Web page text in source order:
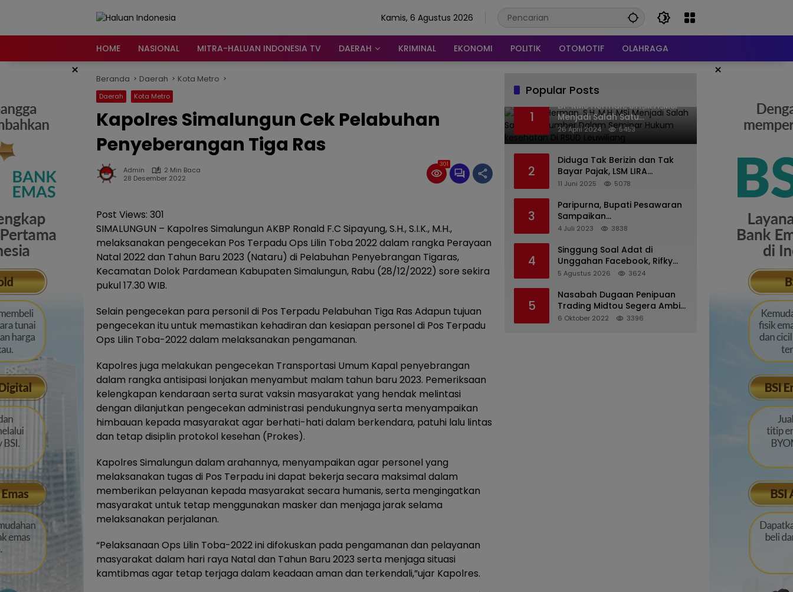
Kamis, 6 Agustus 2026
HOME NASIONAL MITRA-HALUAN INDONESIA TV DAERAH KRIMINAL EKONOMI POLITIK OTOMOTIF OLAHRAGA
× ×
Beranda Daerah Kota Metro
Daerah Kota Metro
Kapolres Simalungun Cek Pelabuhan
Penyeberangan Tiga Ras
Admin
2 Min Baca
28 Desember 2022
301
Post Views: 301
SIMALUNGUN – Kapolres Simalungun AKBP Ronald F.C Sipayung, S.H., S.I.K., M.H.,
melaksanakan pengecekan Pos Terpadu Ops Lilin Toba 2022 dalam rangka Perayaan
Natal 2022 dan Tahun Baru 2023 (Nataru) di Pelabuhan Penyebrangan Tigaras,
Kecamatan Dolok Pardamean Kabupaten Simalungun, Rabu (28/12/2022) sore sekira
pukul 17.30 WIB.
Selain pengecekan para personil di Pos Terpadu Pelabuhan Tiga Ras Adapun tujuan
pengecekan itu untuk memastikan kehadiran dan kesiapan personel di Pos Terpadu
Ops Lilin Toba-2022 dalam melaksanakan pengamanan.
Kapolres juga melakukan pengecekan Transportasi Umum Kapal penyebrangan
dalam rangka antisipasi lonjakan menyambut malam tahun baru 2023. Pemeriksaan
kelengkapan kendaraan serta surat vaksin masyarakat yang hendak melintasi
dengan dilanjutkan pengecekan administrasi pendukungnya serta menyampaikan
himbauan kepada masyarakat agar berhati-hati dalam berkendara, patuhi lalu lintas
dan tetap disiplin protokol kesehan (Prokes).
Kapolres Simalungun dalam arahannya, menyampaikan agar personel yang
melaksanakan tugas di Pos Terpadu ini dapat bekerja secara maksimal dalam
memberikan pelayanan kepada masyarakat secara humanis, serta mengingatkan
masyarakat untuk tetap menggunakan masker dan menjaga jarak selama
melaksanakan perjalanan.
“Pelaksanaan Ops Lilin Toba-2022 ini difokuskan pada pengamanan dan pelayanan
masyarakat dalam hari raya Natal dan Tahun Baru 2023 serta menjaga situasi
kamtibmas agar tetap terjaga dalam keadaan aman dan terkendali,”ujar Kapolres.
Popular Posts
1
Dr. KMS Herman, S.H.,M.H.,MSi
Menjadi Salah Satu
Narasumber Dalam Seminar
Hukum kesehatan Di RSUD
26 April 2024 5453
2
Diduga Tak Berizin dan Tak
Bayar Pajak, LSM LIRA
Laporkan Santerra de
Batu
11 Juni 2025 5078
3
Paripurna, Bupati Pesawaran
Sampaikan
Pertanggungjawaban
4 Juli 2023 3838
4
Singgung Soal Adat di
Unggahan Facebook, Rifky
Desriana Minta Maaf ke PDA
5 Agustus 2026 3624
5
Nasabah Dugaan Penipuan
Trading Midtou Segera Ambil
Langkah Hukum
6 Oktober 2022 3396